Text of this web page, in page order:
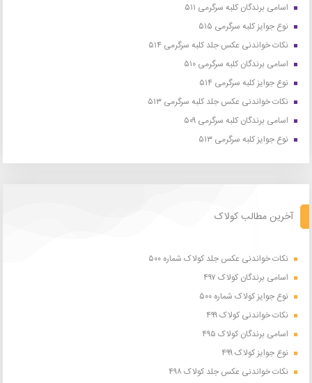
اسامی برندگان کلبه سرگرمی ۵۱۱
نوع جوایز کلبه سرگرمی ۵۱۵
نکات خواندنی عکس جلد کلبه سرگرمی ۵۱۴
اسامی برندگان کلبه سرگرمی ۵۱۰
نوع جوایز کلبه سرگرمی ۵۱۴
نکات خواندنی عکس جلد کلبه سرگرمی ۵۱۳
اسامی برندگان کلبه سرگرمی ۵۰۹
نوع جوایز کلبه سرگرمی ۵۱۳
آخرین مطالب کولاک
نکات خواندنی عکس جلد کولاک شماره ۵۰۰
اسامی برندگان کولاک ۴۹۷
نوع جوایز کولاک شماره ۵۰۰
نکات خواندنی کولاک ۴۹۹
اسامی برندگان کولاک ۴۹۵
نوع جوایز کولاک ۴۹۹
نکات خواندنی عکس جلد کولاک ۴۹۸